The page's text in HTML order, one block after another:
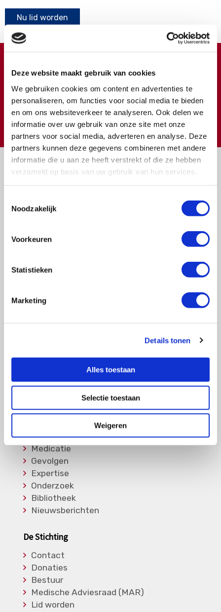
Deze website maakt gebruik van cookies
We gebruiken cookies om content en advertenties te
personaliseren, om functies voor social media te bieden
en om ons websiteverkeer te analyseren. Ook delen we
informatie over uw gebruik van onze site met onze
partners voor social media, adverteren en analyse. Deze
partners kunnen deze gegevens combineren met andere
informatie die u aan ze heeft verstrekt of die ze hebben
verzameld op basis van uw gebruik van hun services.
Noodzakelijk
Voorkeuren
Statistieken
Marketing
Details tonen
Alles toestaan
Selectie toestaan
Weigeren
Nu lid worden
Doneren ?
Meer weten over wat we met uw extra gift doen?
€ Doneer
Vragen?
of bel ons op:
Takayasu
Informatie
Soorten Vasculitis
Medicatie
Gevolgen
Expertise
Onderzoek
Bibliotheek
Nieuwsberichten
De Stichting
Contact
Donaties
Bestuur
Medische Adviesraad (MAR)
Lid worden